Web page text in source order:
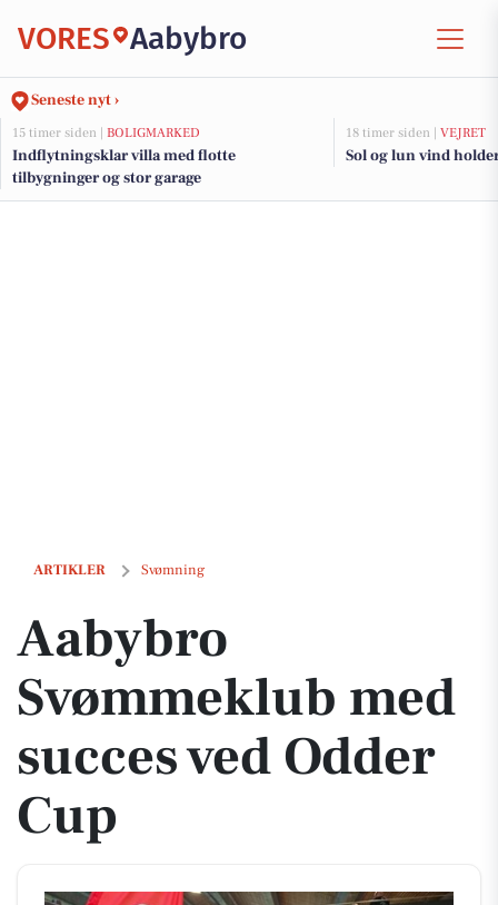
VORES Aabybro
Seneste nyt ›
15 timer siden | BOLIGMARKED
Indflytningsklar villa med flotte
tilbygninger og stor garage
18 timer siden | VEJRET
Sol og lun vind
ARTIKLER Svømning
Aabybro Svømmeklub med succes ved Odder Cup
Aabybro
Svømmeklub med
succes ved Odder
Cup